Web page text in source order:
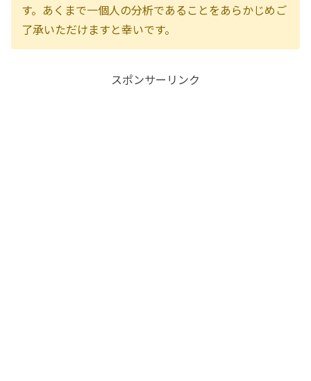
す。あくまで一個人の分析であることをあらかじめご
了承いただけますと幸いです。
スポンサーリンク